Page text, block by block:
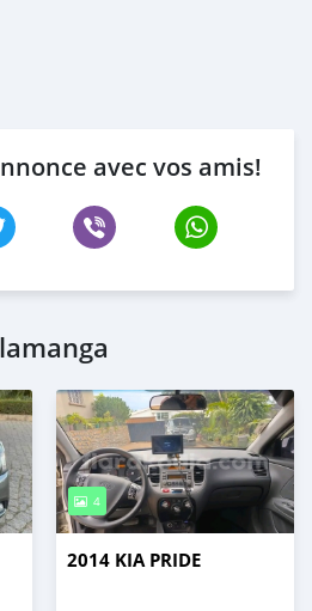
avec vos amis!
4
2014 KIA PRIDE